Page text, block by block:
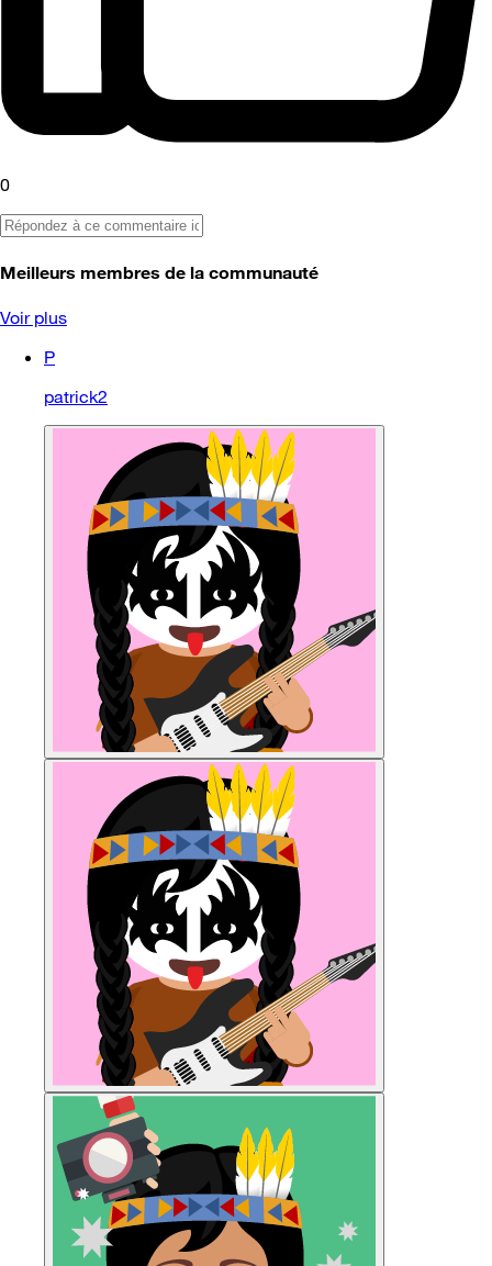
0
Meilleurs membres de la communauté
Voir plus
P
patrick2